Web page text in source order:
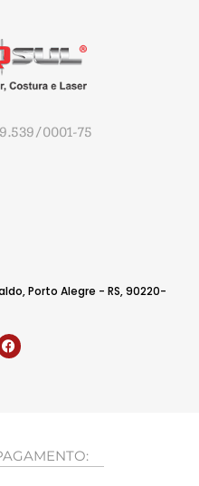
0001-75
Porto Alegre - RS, 90220-